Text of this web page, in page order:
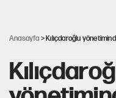
Anasayfa > Kılıçdaroğlu